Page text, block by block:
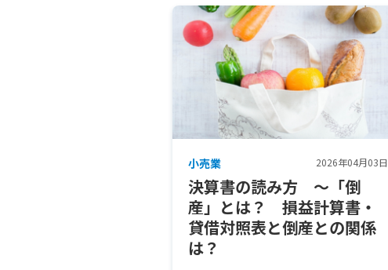
小売業 2026年04月03日
決算書の読み方 ～「倒
産」とは？ 損益計算書・
貸借対照表と倒産との関係
は？